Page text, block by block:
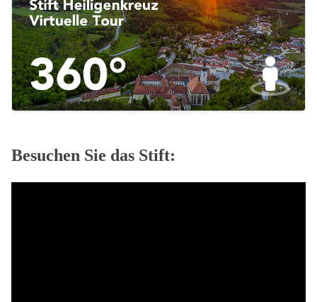
Besuchen Sie das Stift: